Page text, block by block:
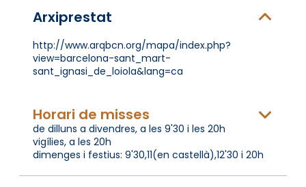
Arxiprestat
http://www.arqbcn.org/mapa/index.php?
view=barcelona-sant_mart-
sant_ignasi_de_loiola&lang=ca
Horari de misses
de dilluns a divendres, a les 9'30 i les 20h
vigílies, a les 20h
dimenges i festius: 9'30,11(en castellà),12'30 i 20h